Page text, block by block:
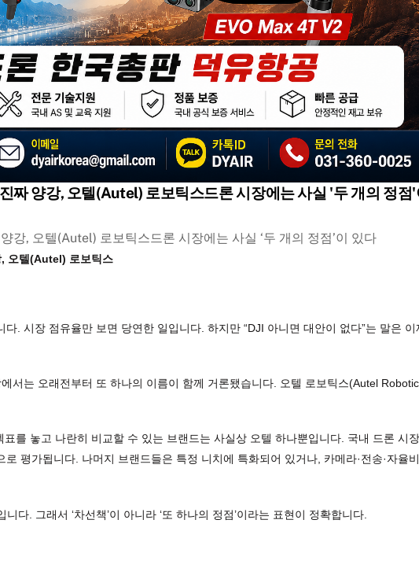
짜 양강, 오텔(Autel) 로보틱스드론 시장에는 사실 '두 개의 정점'
강, 오텔(Autel) 로보틱스드론 시장에는 사실 ‘두 개의 정점’이 있다
오텔(Autel) 로보틱스
. 시장 점유율만 보면 당연한 일입니다. 하지만 “DJI 아니면 대안이 없다”는 말은 이
서는 오래전부터 또 하나의 이름이 함께 거론됐습니다. 오텔 로보틱스(Autel
를 놓고 나란히 비교할 수 있는 브랜드는 사실상 오텔 하나뿐입니다. 국내 드론 시
평가됩니다. 나머지 브랜드들은 특정 니치에 특화되어 있거나, 카메라·전송·자율
다. 그래서 ‘차선책’이 아니라 ‘또 하나의 정점’이라는 표현이 정확합니다.